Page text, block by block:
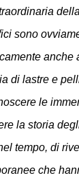
sono
anche
di lastre e
le
la storia
tempo, di
che